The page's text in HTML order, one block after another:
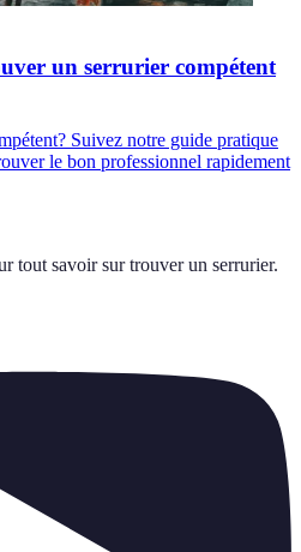
un serrurier compétent
Suivez notre guide pratique
le bon professionnel rapidement
tout savoir sur trouver un serrurier.